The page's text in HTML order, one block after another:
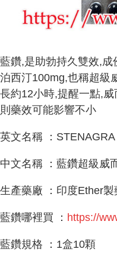
藍鑽,是助勃持久雙效,
泊西汀100mg,也稱超級
長約12小時,提醒一點,
則藥效可能影響不小
英文名稱 ：
中文名稱 ：藍鑽超級威
生產藥廠 ：印度Ether製
藍鑽哪裡買 ： https://
藍鑽規格 ：1盒10顆